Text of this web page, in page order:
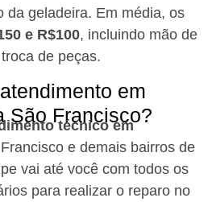
da geladeira. Em média, os
e R$100, incluindo mão de
de peças.
em
São Francisco?
técnico em
e demais bairros de
vai até você com todos os
para realizar o reparo no